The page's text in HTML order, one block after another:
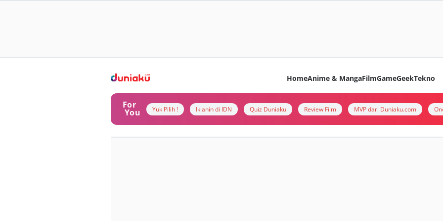
HomeAnime & MangaFilmGameGeekTekno
For
You Yuk Pilih ! Iklanin di IDN Quiz Duniaku Review Film MVP dari Duniaku.com